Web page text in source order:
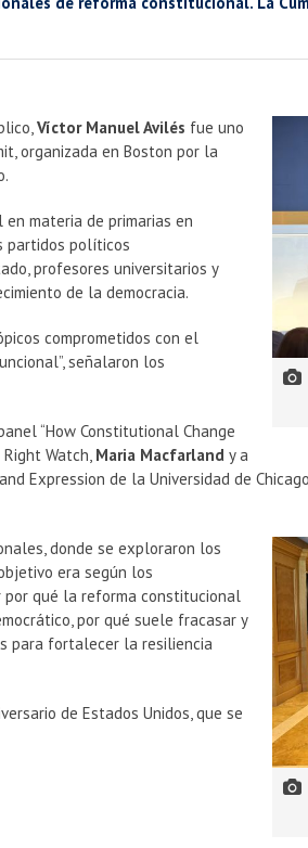
Víctor Manuel Avilés fue uno
organizada en Boston por la
materia de primarias en
partidos políticos
profesores universitarios y
de la democracia.
comprometidos con el
señalaron los
“How Constitutional Change
Watch, Maria Macfarland y a
Expression de la Universidad de
donde se exploraron los
era según los
por qué la reforma constitucional
por qué suele fracasar y
para fortalecer la resiliencia
de Estados Unidos, que se